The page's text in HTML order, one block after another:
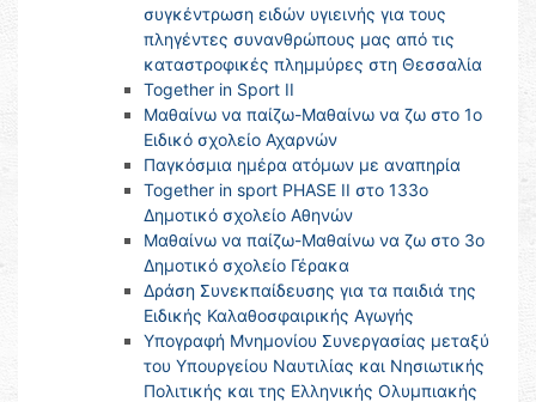
συγκέντρωση ειδών υγιεινής για τους
πληγέντες συνανθρώπους μας από τις
καταστροφικές πλημμύρες στη Θεσσαλία
Together in Sport II
Μαθαίνω να παίζω-Μαθαίνω να ζω στο 1ο
Ειδικό σχολείο Αχαρνών
Παγκόσμια ημέρα ατόμων με αναπηρία
Together in sport PHASE II στο 133ο
Δημοτικό σχολείο Αθηνών
Μαθαίνω να παίζω-Μαθαίνω να ζω στο 3ο
Δημοτικό σχολείο Γέρακα
Δράση Συνεκπαίδευσης για τα παιδιά της
Ειδικής Καλαθοσφαιρικής Αγωγής
Υπογραφή Μνημονίου Συνεργασίας μεταξύ
του Υπουργείου Ναυτιλίας και Νησιωτικής
Πολιτικής και της Ελληνικής Ολυμπιακής